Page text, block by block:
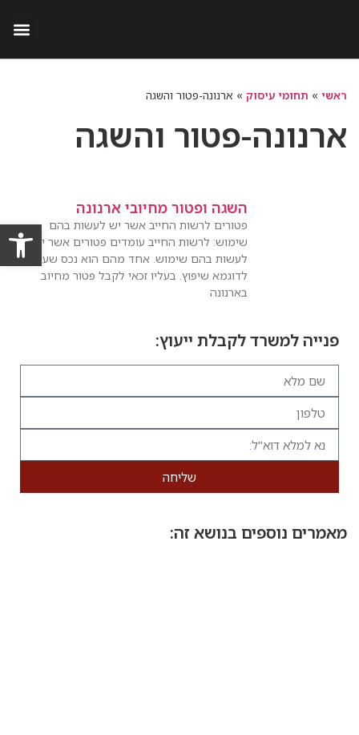
מאמרים נוספים בנושא זה:
ראשי » תחומי עיסוק » ארנונה-פטור והשגה
ארנונה-פטור והשגה
השגה ופטור מחיובי ארנונה
פטורים לרשות החייב אשר יש לעשות בהם
שימוש: לרשות החייב עומדים פטורים אשר יש
לעשות בהם שימוש. אחד מהם הוא נכס שעובר
לדוגמא שיפוץ. בעליו זכאי לקבל פטור מחיוב
בארנונה
פנייה למשרד לקבלת ייעוץ:
שליחה
פתח